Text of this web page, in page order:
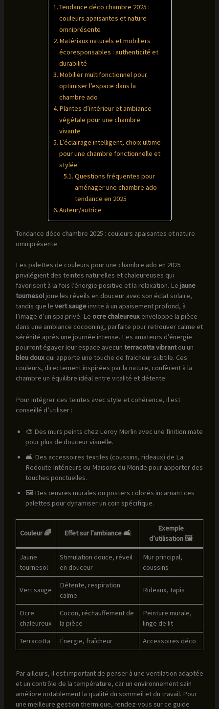
Tendance déco chambre 2025 :
couleurs apaisantes et nature
omniprésente
Matériaux naturels et mobiliers
écoresponsables : authenticité et
durabilité
Mobilier multifonctionnel pour
optimiser l’espace dans la
chambre ado
Plantes d’intérieur et ambiance
végétale pour une chambre
vivante
L’éclairage intelligent, choix ultime
pour une chambre fonctionnelle et
stylée
Questions fréquentes pour
aménager une chambre ado
tendance en 2025
Auteur/autrice
Tendance déco chambre 2025 : couleurs apaisantes et nature
omniprésente
Les palettes de couleurs pour une chambre ado en 2025
privilégient des teintes naturelles et chaleureuses qui
favorisent à la fois l’énergie positive et la relaxation. Le jaune
tournesoljoue les réveils en douceur avec son éclat solaire,
tandis que le vert saugeinvite à un apaisement profond, à
l’image d’un spa privé. Le ocre chaleureuxenveloppe la pièce
dans une ambiance cocooning, parfaite pour retrouver calme et
sérénité après une journée intense. Les amateurs d’énergie
pourront égayer leur espace avecun terracotta vibrantou un
bleu douxqui apporte une touche de fraicheur subtile. Ces
couleurs, directement inspirées par la nature, confèrent à la
chambre un équilibre idéal entre vitalité et détente.
Pour intégrer ces teintes avec style et cohérence, il est
conseillé d’utiliser :
🎨 Des murs peints chez Leroy Merlin avec une finition mate
pour plus de douceur visuelle.
🛋️ Des accessoires textiles (coussins, rideaux) de La
Redoute Intérieurs ou Maisons du Monde pour apporter des
touches ponctuelles.
🖼️ Des œuvres murales ou posters colorés incarnant ces
palettes pour dynamiser un coin spécifique.
Couleur 🌈 Effet sur l’ambiance 🛋️
Exemple
d’utilisation 🖼️
Jaune
tournesol
Stimulation douce, réveil
en douceur
Mur principal,
coussins
Vert sauge
Détente, respiration
calme
Rideaux, tapis
Ocre
chaleureux
Cocon, réchauffement de
la pièce
Peinture murale,
linge de lit
Terracotta
Énergie, fraîcheur Accessoires déco
Par ailleurs, il est important de penser à une ventilation adaptée
et un contrôle de la température, car un environnement sain
améliore notablement la qualité du sommeil et du travail. Pour
une meilleure gestion thermique, rendez-vous sur ce guide